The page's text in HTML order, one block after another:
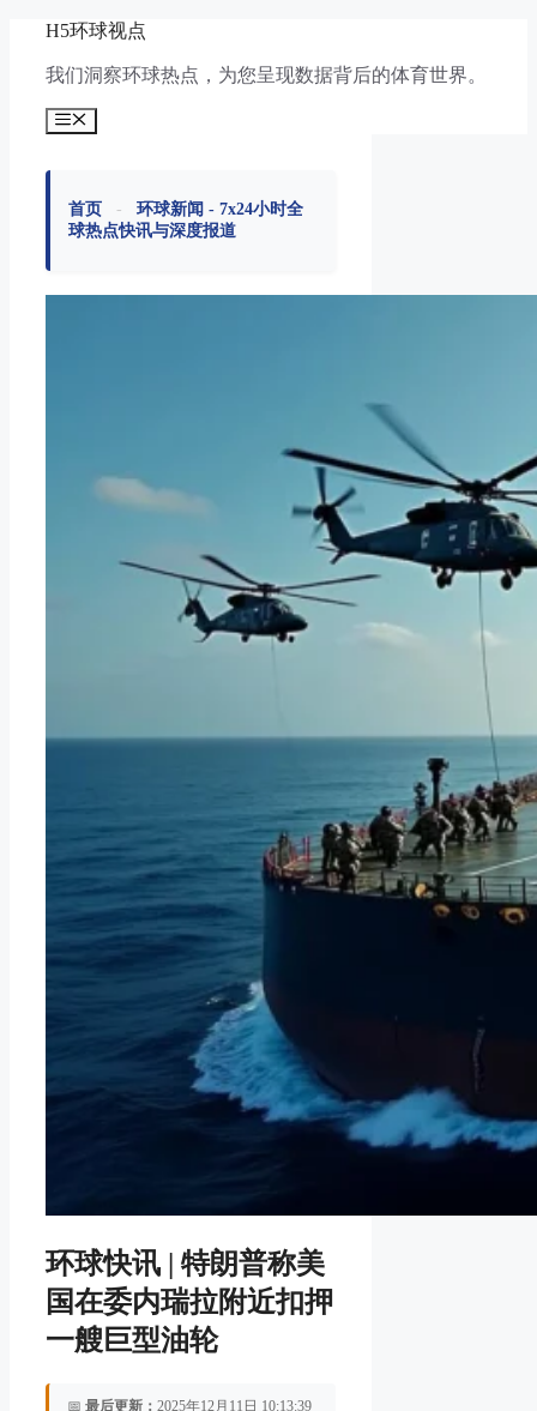
H5环球视点
我们洞察环球热点，为您呈现数据背后的体育世界。
菜
首页 -
环球新闻 - 7x24小时全
球热点快讯与深度报道
环球快讯 | 特朗普称美
国在委内瑞拉附近扣押
一艘巨型油轮
📅 最后更新： 2025年12月11日 10:13:39